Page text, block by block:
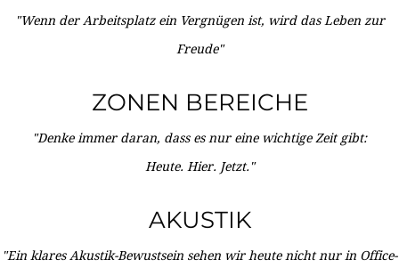
"Wenn der Arbeitsplatz ein Vergnügen ist, wird das Leben zur
Freude"
ZONEN BEREICHE
"Denke immer daran, dass es nur eine wichtige Zeit gibt:
Heute. Hier. Jetzt."
AKUSTIK
"Ein klares Akustik-Bewustsein sehen wir heute nicht nur in Office-